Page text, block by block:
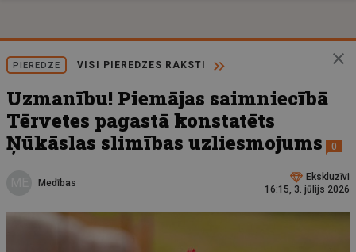
PIEREDZE VISI PIEREDZES RAKSTI
Uzmanību! Piemājas saimniecībā
Tērvetes pagastā konstatēts
Ņūkāslas slimības uzliesmojums
0
Medības
Ekskluzīvi
16:15, 3. jūlijs 2026